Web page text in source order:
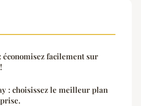
économisez facilement sur
: choisissez le meilleur plan